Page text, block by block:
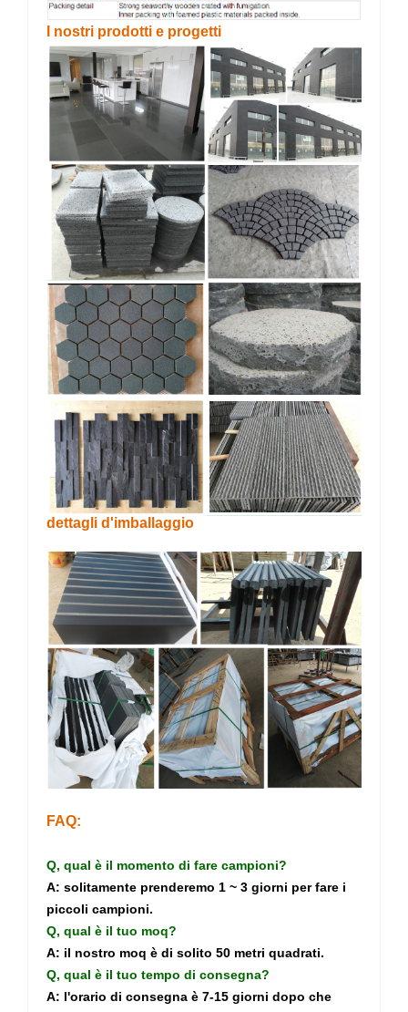
I nostri prodotti e progetti
dettagli d'imballaggio
FAQ:
Q, qual è il momento di fare campioni?
A: solitamente prenderemo 1 ~ 3 giorni per fare i
piccoli campioni.
Q, qual è il tuo moq?
A: il nostro moq è di solito 50 metri quadrati.
Q, qual è il tuo tempo di consegna?
A: l'orario di consegna è 7-15 giorni dopo che